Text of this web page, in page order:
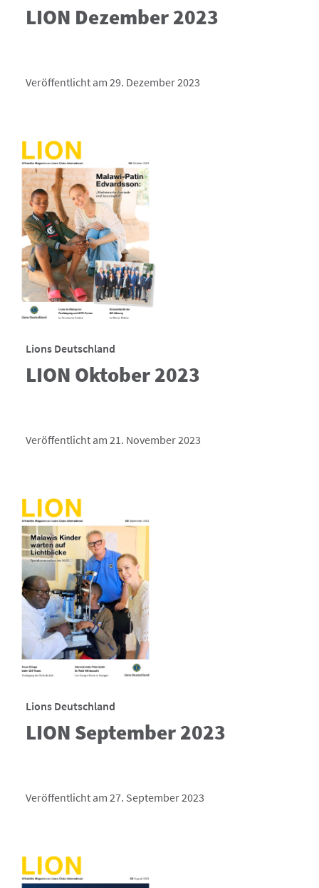
LION Dezember 2023
Veröffentlicht am 29. Dezember 2023
Lions Deutschland
LION Oktober 2023
Veröffentlicht am 21. November 2023
Lions Deutschland
LION September 2023
Veröffentlicht am 27. September 2023